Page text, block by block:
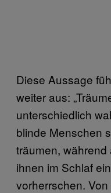
Diese Aussage
weiter aus:
unterschiedlich
blinde Menschen
träumen,
ihnen im Schlaf
vorherrschen.